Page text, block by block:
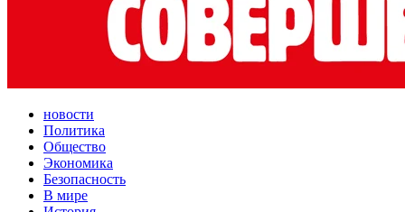
новости
Политика
Общество
Экономика
Безопасность
В мире